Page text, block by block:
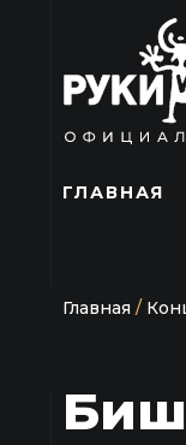
ГЛАВНАЯ
Главная /